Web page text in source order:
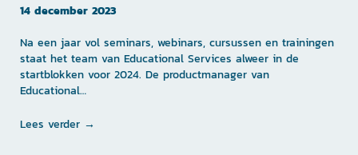
14 december 2023
Na een jaar vol seminars, webinars, cursussen en trainingen
staat het team van Educational Services alweer in de
startblokken voor 2024. De productmanager van
Educational…
Lees verder →